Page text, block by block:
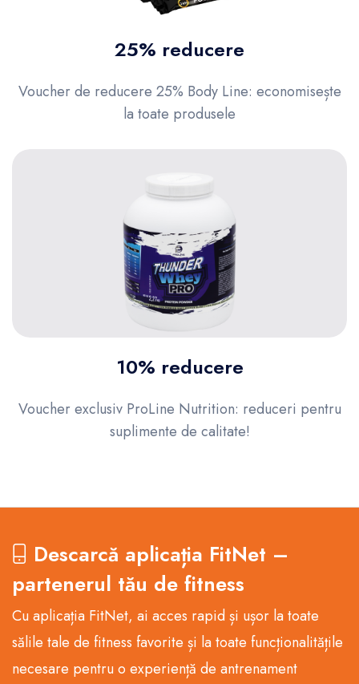
25% reducere
Voucher de reducere 25% Body Line: economisește
la toate produsele
10% reducere
Voucher exclusiv ProLine Nutrition: reduceri pentru
suplimente de calitate!
Descarcă aplicația FitNet –
partenerul tău de fitness
Cu aplicația FitNet, ai acces rapid și ușor la toate
sălile tale de fitness favorite și la toate funcționalitățile
necesare pentru o experiență de antrenament